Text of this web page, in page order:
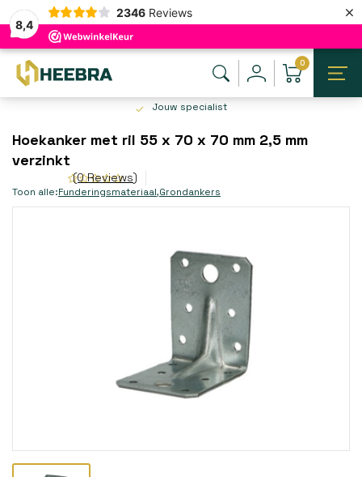
8,4
2346 Reviews ×
0
Jouw specialist
Hoekanker met ril 55 x 70 x 70 mm 2,5 mm
verzinkt
(0 Reviews)
Toon alle:Funderingsmateriaal,Grondankers